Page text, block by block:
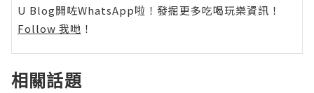
U Blog開咗WhatsApp啦！發掘更多吃喝玩樂資訊！
Follow 我哋 ！
相關話題